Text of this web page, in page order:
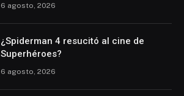
6 agosto, 2026
¿Spiderman 4 resucitó al cine de
Superhéroes?
6 agosto, 2026